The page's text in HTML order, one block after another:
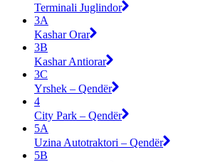
Terminali Juglindor
3A
Kashar Orar
3B
Kashar Antiorar
3C
Yrshek – Qendër
4
City Park – Qendër
5A
Uzina Autotraktori – Qendër
5B